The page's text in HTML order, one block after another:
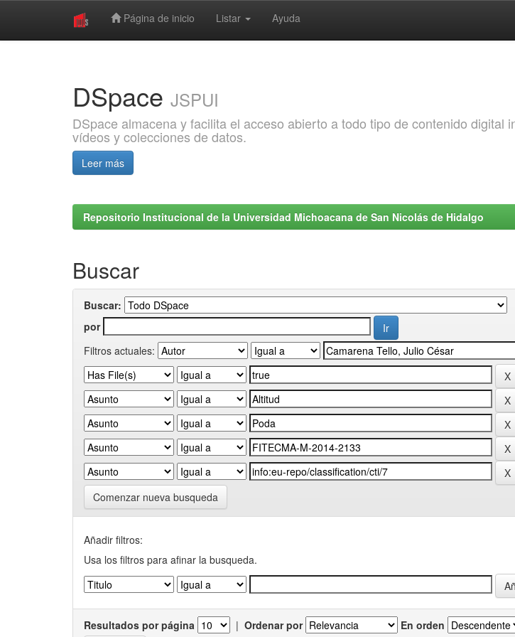
Página de inicio Listar Ayuda
DSpace JSPUI
DSpace almacena y facilita el acceso abierto a todo tipo de contenido digital
vídeos y colecciones de datos.
Leer más
Repositorio Institucional de la Universidad Michoacana de San Nicolás de Hidalgo
Buscar
Buscar:
por
Filtros actuales:
Comenzar nueva busqueda
Añadir filtros:
Usa los filtros para afinar la busqueda.
Resultados por página | Ordenar por En orden